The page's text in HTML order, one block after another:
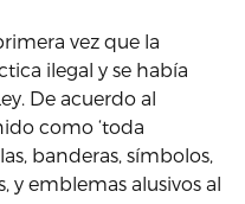
vez que la
ilegal y se había
De acuerdo al
como ‘toda
banderas, símbolos,
y emblemas alusivos al